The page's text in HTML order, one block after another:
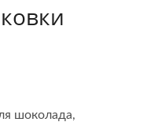
шоколада,